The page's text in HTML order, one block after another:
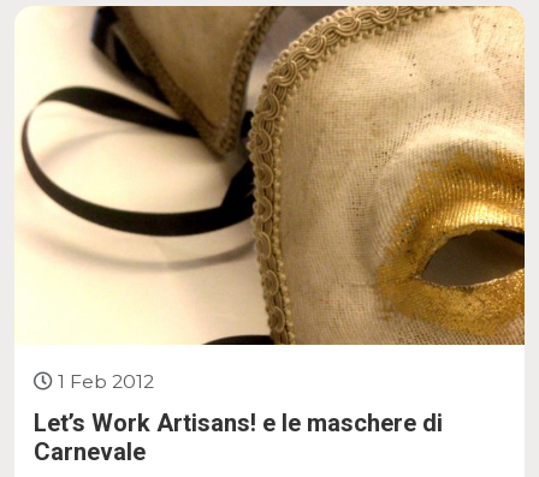
1 Feb 2012
Let’s Work Artisans! e le maschere di
Carnevale